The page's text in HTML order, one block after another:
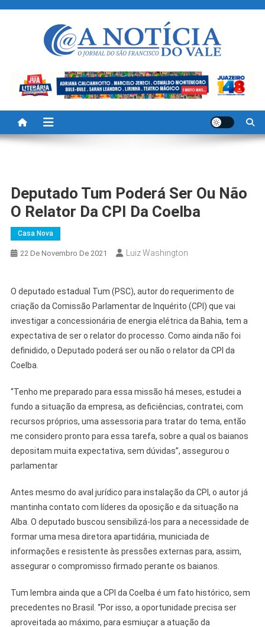
A Noticia Do Vale
Deputado Tum Poderá Ser Ou Não
O Relator Da CPI Da Coelba
Casa Nova
22 De Novembro De 2021 Luiz Washington
O deputado estadual Tum (PSC), autor do requerimento de
criação da Comissão Parlamentar de Inquérito (CPI) que vai
investigar a concessionária de energia elétrica da Bahia, tem a
expectativa de ser o relator do processo. Como ainda não foi
definidido, o Deputado poderá ser ou não o relator da CPI da
Coelba.
“Tenho me preparado para essa missão há meses, estudei a
fundo a situação da empresa, as deficiências, contratei, com
recursos próprios, uma assessoria para tratar do tema, então
me considero pronto para essa tarefa, sobre a qual os baianos
depositam muita expectativa, sem dúvidas”, assegurou o
parlamentar
Antes mesmo do aval jurídico para instalação da CPI, o autor já
mantinha contato com líderes da oposição e da situação na
Alba. O deputado buscou sensibilizá-los para a necessidade de
formar uma mesa diretora apartidária, municiada de
informações e resistente às pressões externas para, assim,
assegurar o compromisso firmado perante os baianos.
Tum lembra ainda que a CPI da Coelba é um fato histórico, sem
precedentes no Brasil. “Por isso, a oportunidade precisa ser
aproveitada ao máximo, para esmiuçar a atuação da